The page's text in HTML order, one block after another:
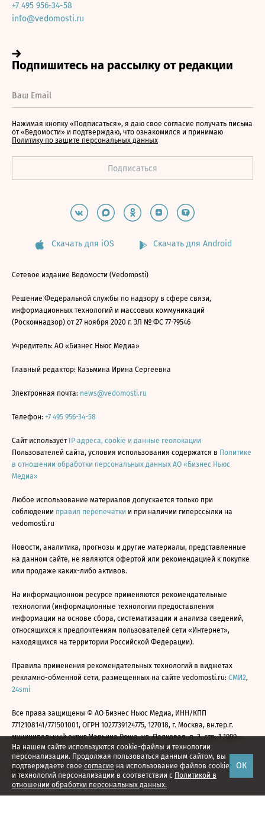
На нашем сайте используются cookie-файлы и технологии
персонализации. Продолжая пользоваться данным сайтом, вы
подтверждаете свое согласие на использование файлов cookie
и технологий персонализации в соответствии с Политикой в
отношении обработки персональных данных.
ОК
+7 495 956-34-58
info@vedomosti.ru
Нажимая кнопку «Подписаться», я даю свое согласие получать письма
от «Ведомости» и подтверждаю, что ознакомился и принимаю
Политику по защите персональных данных
Скачать для iOS Скачать для Android
Сетевое издание Ведомости (Vedomosti)
Решение Федеральной службы по надзору в сфере связи,
информационных технологий и массовых коммуникаций
(Роскомнадзор) от 27 ноября 2020 г. ЭЛ № ФС 77-79546
Учредитель: АО «Бизнес Ньюс Медиа»
Главный редактор: Казьмина Ирина Сергеевна
Электронная почта: news@vedomosti.ru
Телефон: +7 495 956-34-58
Сайт использует IP адреса, cookie и данные геолокации
Пользователей сайта, условия использования содержатся в Политике
в отношении обработки персональных данных АО «Бизнес Ньюс
Медиа»
Любое использование материалов допускается только при
соблюдении правил перепечатки и при наличии гиперссылки на
vedomosti.ru
Новости, аналитика, прогнозы и другие материалы, представленные
на данном сайте, не являются офертой или рекомендацией к покупке
или продаже каких-либо активов.
На информационном ресурсе применяются рекомендательные
технологии (информационные технологии предоставления
информации на основе сбора, систематизации и анализа сведений,
относящихся к предпочтениям пользователей сети «Интернет»,
находящихся на территории Российской Федерации).
Правила применения рекомендательных технологий в виджетах
рекламно-обменной сети, размещенных на сайте vedomosti.ru: СМИ2,
24smi
Все права защищены © АО Бизнес Ньюс Медиа, ИНН/КПП
7712108141/771501001, ОГРН 1027739124775, 127018, г. Москва, вн.тер.г.
муниципальный округ Марьина Роща, ул. Полковая, д. 3, стр. 1 1999—
2026